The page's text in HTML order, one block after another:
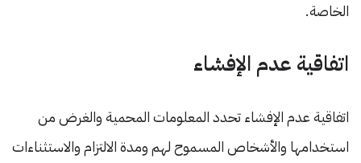
الخاصة.
اتفاقية عدم الإفشاء
اتفاقية عدم الإفشاء تحدد المعلومات المحمية والغرض من
استخدامها والأشخاص المسموح لهم ومدة الالتزام والاستثناءات